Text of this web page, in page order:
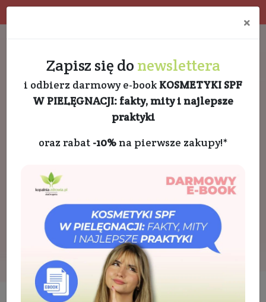
Eko dom
Ekologiczne środki czystości
Sprzątanie
Płyn uniwersalny
×
Zapisz się do newslettera
i odbierz darmowy e-book KOSMETYKI SPF
W PIELĘGNACJI: fakty, mity i najlepsze
praktyki
oraz rabat -10%na pierwsze zakupy!*